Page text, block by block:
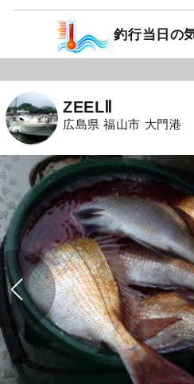
釣行当日の
ZEELⅡ
広島県 福山市 大門港